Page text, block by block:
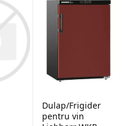
Dulap/Frigider
pentru vin